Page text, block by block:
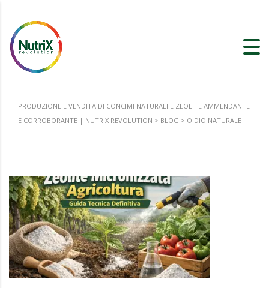
PRODUZIONE E VENDITA DI CONCIMI NATURALI E ZEOLITE AMMENDANTE
E CORROBORANTE | NUTRIX REVOLUTION > BLOG > OIDIO NATURALE